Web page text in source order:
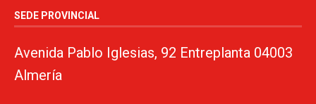
SEDE PROVINCIAL
Avenida Pablo Iglesias, 92 Entreplanta 04003
Almería